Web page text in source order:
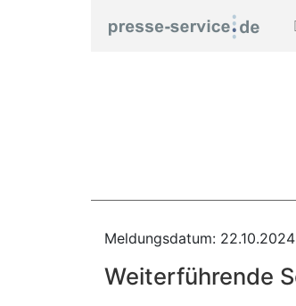
Meldungsdatum: 22.10.2024
Weiterführende